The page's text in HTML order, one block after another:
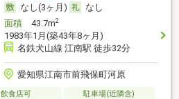
なし(3ヶ月)
なし
面積43.7m2
1983年1月(築43年8ヶ月)
名鉄犬山線 江南駅 徒歩32分
愛知県江南市前飛保町河原
飲食店可 駐車場(近隣含)